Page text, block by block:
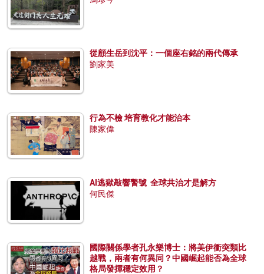
從顧生岳到沈平：一個座右銘的兩代傳承
劉家美
行為不檢 培育教化才能治本
陳家偉
AI逃獄敲響警號 全球共治才是解方
何民傑
國際關係學者孔永樂博士：將美伊衝突類比
越戰，兩者有何異同？中國崛起能否為全球
格局發揮穩定效用？